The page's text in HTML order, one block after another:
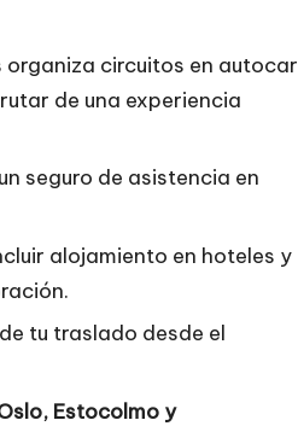
organiza circuitos en autocar
de una experiencia
seguro de asistencia en
alojamiento en hoteles y
tu traslado desde el
Estocolmo y